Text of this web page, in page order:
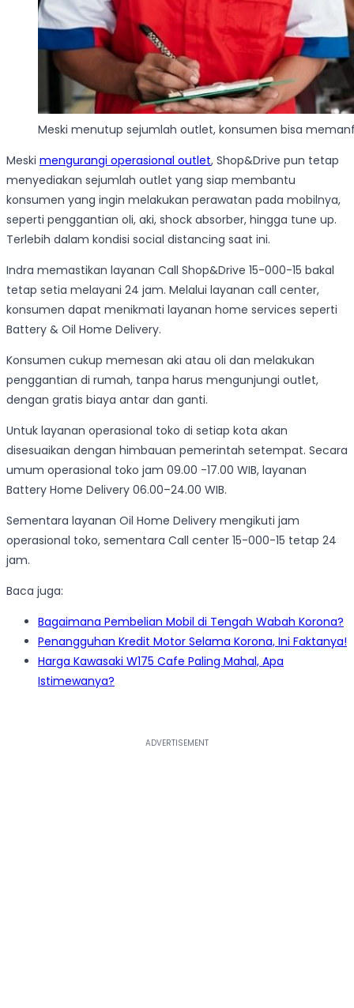
Meski menutup sejumlah outlet, konsumen bisa
Meski mengurangi operasional outlet, Shop&Drive pun tetap
menyediakan sejumlah outlet yang siap membantu
konsumen yang ingin melakukan perawatan pada mobilnya,
seperti penggantian oli, aki, shock absorber, hingga tune up.
Terlebih dalam kondisi social distancing saat ini.
Indra memastikan layanan Call Shop&Drive 15-000-15 bakal
tetap setia melayani 24 jam. Melalui layanan call center,
konsumen dapat menikmati layanan home services seperti
Battery & Oil Home Delivery.
Konsumen cukup memesan aki atau oli dan melakukan
penggantian di rumah, tanpa harus mengunjungi outlet,
dengan gratis biaya antar dan ganti.
Untuk layanan operasional toko di setiap kota akan
disesuaikan dengan himbauan pemerintah setempat. Secara
umum operasional toko jam 09.00 -17.00 WIB, layanan
Battery Home Delivery 06.00–24.00 WIB.
Sementara layanan Oil Home Delivery mengikuti jam
operasional toko, sementara Call center 15-000-15 tetap 24
jam.
Baca juga:
Bagaimana Pembelian Mobil di Tengah Wabah Korona?
Penangguhan Kredit Motor Selama Korona, Ini Faktanya!
Harga Kawasaki W175 Cafe Paling Mahal, Apa
Istimewanya?